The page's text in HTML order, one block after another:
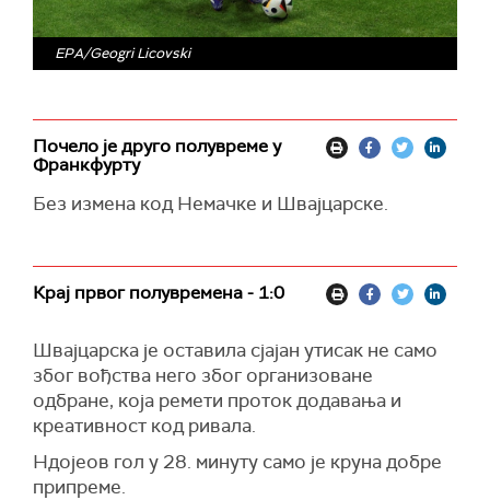
EPA/Geogri Licovski
Почело је друго полувреме у
Франкфурту
Без измена код Немачке и Швајцарске.
Крај првог полувремена - 1:0
Швајцарска је оставила сјајан утисак не само
због вођства него због организоване
одбране, која ремети проток додавања и
креативност код ривала.
Ндојеов гол у 28. минуту само је круна добре
припреме.